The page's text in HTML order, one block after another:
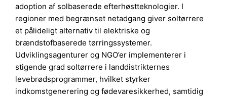
adoption af solbaserede efterhøstteknologier. I
regioner med begrænset netadgang giver soltørrere
et pålideligt alternativ til elektriske og
brændstofbaserede tørringssystemer.
Udviklingsagenturer og NGO’er implementerer i
stigende grad soltørrere i landdistrikternes
levebrødsprogrammer, hvilket styrker
indkomstgenerering og fødevaresikkerhed, samtidig